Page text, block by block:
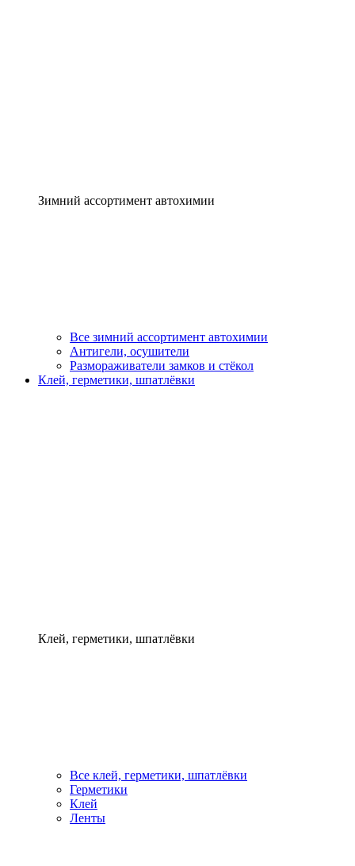
Зимний ассортимент автохимии
Все зимний ассортимент автохимии
Антигели, осушители
Размораживатели замков и стёкол
Клей, герметики, шпатлёвки
Клей, герметики, шпатлёвки
Все клей, герметики, шпатлёвки
Герметики
Клей
Ленты